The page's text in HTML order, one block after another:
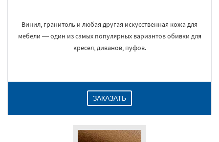
Винил, гранитоль и любая другая искусственная кожа для
мебели — один из самых популярных вариантов обивки для
кресел, диванов, пуфов.
ЗАКАЗАТЬ